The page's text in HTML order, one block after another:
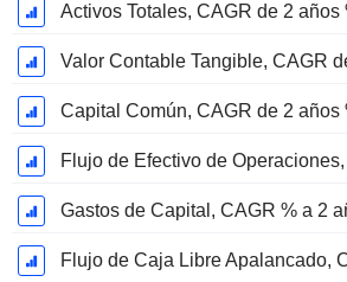
Activos Totales, CAGR de 2 años
Valor Contable Tangible, CAGR
Capital Común, CAGR de 2 años
Gastos de Capital, CAGR % a 2